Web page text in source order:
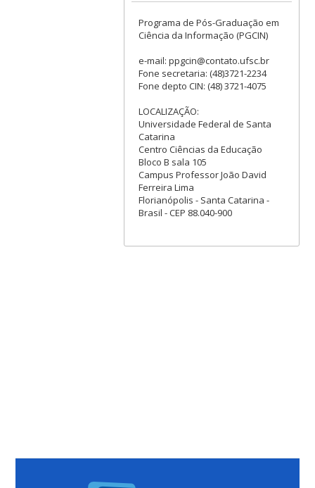
Programa de Pós-Graduação em
Ciência da Informação (PGCIN)
e-mail: ppgcin@contato.ufsc.br
Fone secretaria: (48)3721-2234
Fone depto CIN: (48) 3721-4075
LOCALIZAÇÃO:
Universidade Federal de Santa
Catarina
Centro Ciências da Educação
Bloco B sala 105
Campus Professor João David
Ferreira Lima
Florianópolis - Santa Catarina -
Brasil - CEP 88.040-900